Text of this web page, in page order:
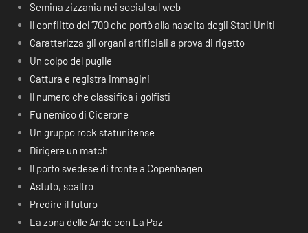
Semina zizzania nei social sul web
Il conflitto del ‘700 che portò alla nascita degli Stati Uniti
Caratterizza gli organi artificiali a prova di rigetto
Un colpo del pugile
Cattura e registra immagini
Il numero che classifica i golfisti
Fu nemico di Cicerone
Un gruppo rock statunitense
Dirigere un match
Il porto svedese di fronte a Copenhagen
Astuto, scaltro
Predire il futuro
La zona delle Ande con La Paz